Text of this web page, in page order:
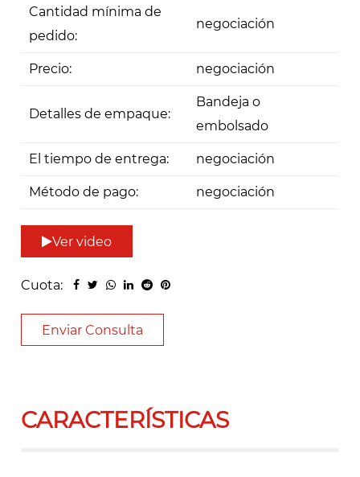
Cantidad mínima de
pedido:
negociación
Precio: negociación
Detalles de empaque:
Bandeja o
embolsado
El tiempo de entrega: negociación
Método de pago: negociación
Ver video
Cuota:
Enviar Consulta
CARACTERÍSTICAS